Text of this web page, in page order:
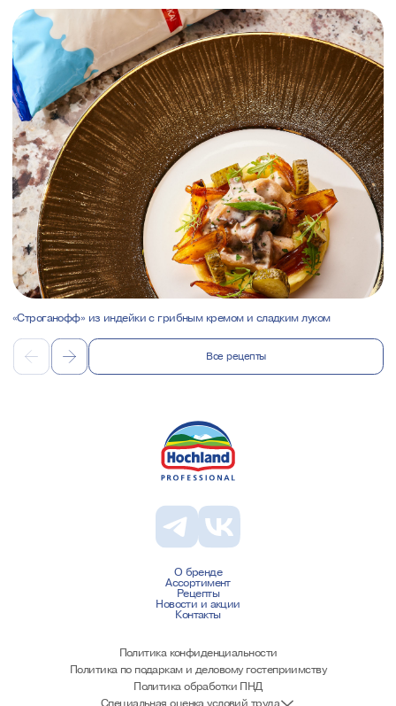
«Строганофф» из индейки с грибным кремом и сладким луком
Все рецепты
О бренде
Ассортимент
Рецепты
Новости и акции
Контакты
Политика конфиденциальности
Политика по подаркам и деловому гостеприимству
Политика обработки ПНД
Специальная оценка условий труда